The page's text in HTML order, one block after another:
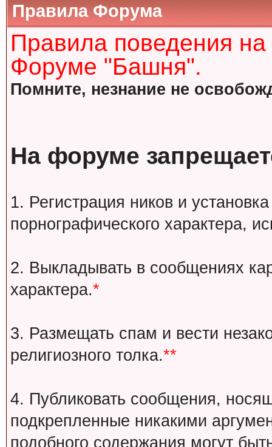
Правила Форума
Правила поведения
Форуме "Башня".
Помните, незнание не
На форуме
1. Регистрация ников и
порнографического характера,
2. Выкладывать в сообщениях
характера.*
3. Размещать спам и вести
религиозного толка.**
4. Публиковать сообщения,
подкрепленные никакими
подобного содержания могут